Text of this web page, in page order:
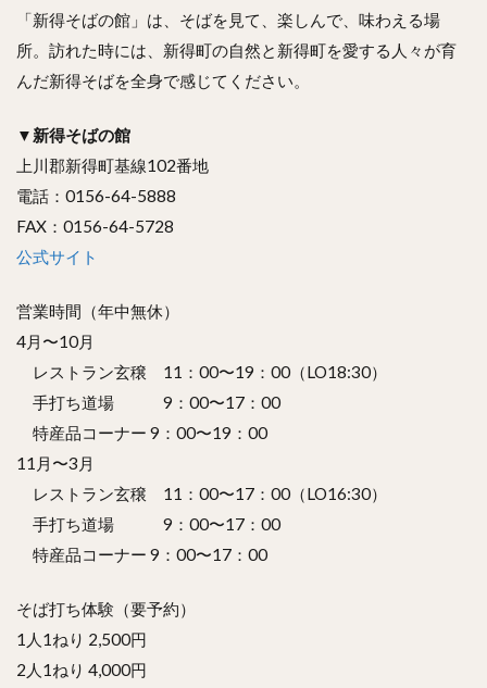
「新得そばの館」は、そばを見て、楽しんで、味わえる場
所。訪れた時には、新得町の自然と新得町を愛する人々が育
んだ新得そばを全身で感じてください。
▼ 新得そばの館
上川郡新得町基線102番地
電話：0156-64-5888
FAX：0156-64-5728
公式サイト
営業時間（年中無休）
4月〜10月
レストラン玄穣 11：00〜19：00（LO18:30）
手打ち道場 9：00〜17：00
特産品コーナー 9：00〜19：00
11月〜3月
レストラン玄穣 11：00〜17：00（LO16:30）
手打ち道場 9：00〜17：00
特産品コーナー 9：00〜17：00
そば打ち体験（要予約）
1人1ねり 2,500円
2人1ねり 4,000円